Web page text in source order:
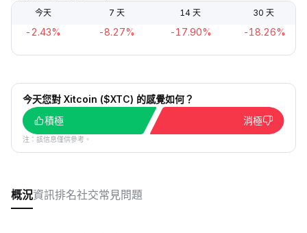
今天 7 天 14 天 30 天
-2.43% -8.27% -17.90% -18.26%
今天您對 Xitcoin ($XTC) 的感覺如何？
積極
消極
注：該信息僅供參考。
概況資訊排名社交常見問題